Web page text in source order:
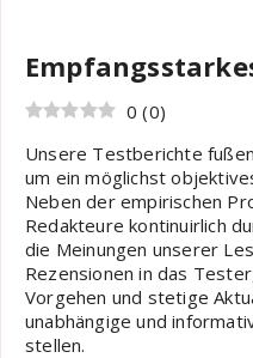
0 (0)
Unsere Testberichte
um ein möglichst
Neben der empirischen
Redakteure kontinuirlich
die Meinungen unserer
Rezensionen in das
Vorgehen und stetige
unabhängige und
stellen.